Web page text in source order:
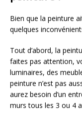
Bien que la peinture
quelques
Tout d’abord, la
faites pas attention,
luminaires, des
peinture n’est pas
aurez besoin d’un
murs tous les 3 ou 4